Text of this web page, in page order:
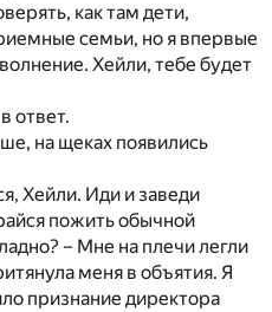
как там дети,
семьи, но я впервые
Хейли, тебе будет
ответ.
на щеках появились
Хейли. Иди и заведи
пожить обычной
– Мне на плечи легли
меня в объятия. Я
признание директора